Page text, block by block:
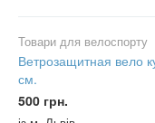
Товари для велоспорту
Ветрозащитная вело
см.
500 грн.